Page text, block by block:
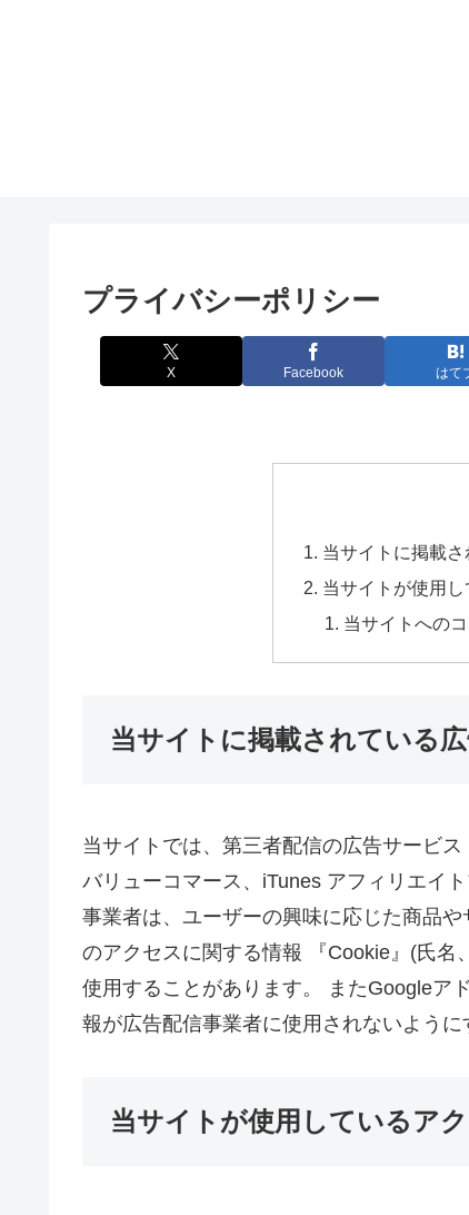
プライバシーポリシー
X Facebook はて
当サイトに掲載
当サイトが使用
当サイトへの
当サイトに掲載されている
当サイトでは、第三者配信の広告サービ
バリューコマース、iTunes アフィリエイ
事業者は、ユーザーの興味に応じた商品
のアクセスに関する情報 『Cookie』(氏名
使用することがあります。 またGoogleア
報が広告配信事業者に使用されないように
当サイトが使用しているア